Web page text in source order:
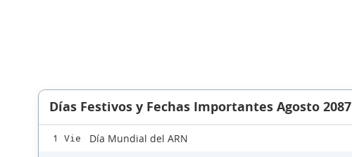
Días Festivos y Fechas Importantes Agosto 2087
1 Vie Día Mundial del ARN